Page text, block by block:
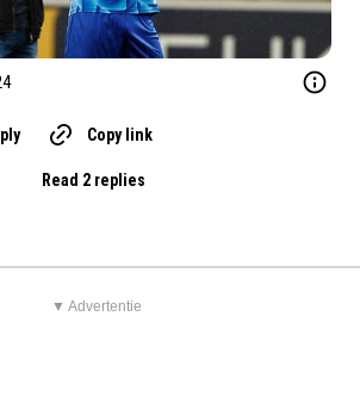
Copy link
Read 2 replies
▼ Advertentie